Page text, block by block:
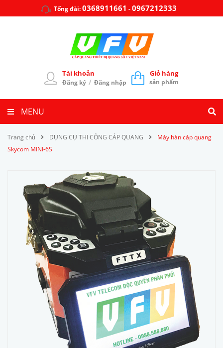
Tổng đài:0368911661 -0967212333
Tài khoản
Đăng ký / Đăng nhập
Giỏ hàng
sản phẩm
MENU
Trang chủ DỤNG CỤ THI CÔNG CÁP QUANG
Máy hàn cáp quang
Skycom MINI-6S